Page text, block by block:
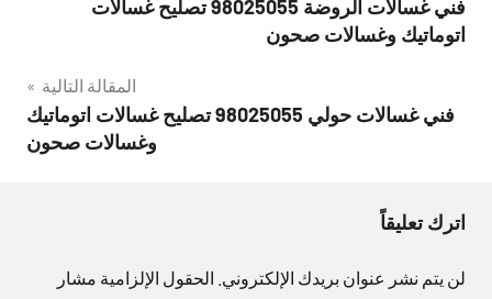
المقالات
فني غسالات الروضة 98025055 تصليح غسالات
اتوماتيك وغسالات صحون
المقالة التالية
فني غسالات حولي 98025055 تصليح غسالات اتوماتيك
وغسالات صحون
اترك تعليقاً
لن يتم نشر عنوان بريدك الإلكتروني. الحقول الإلزامية مشار